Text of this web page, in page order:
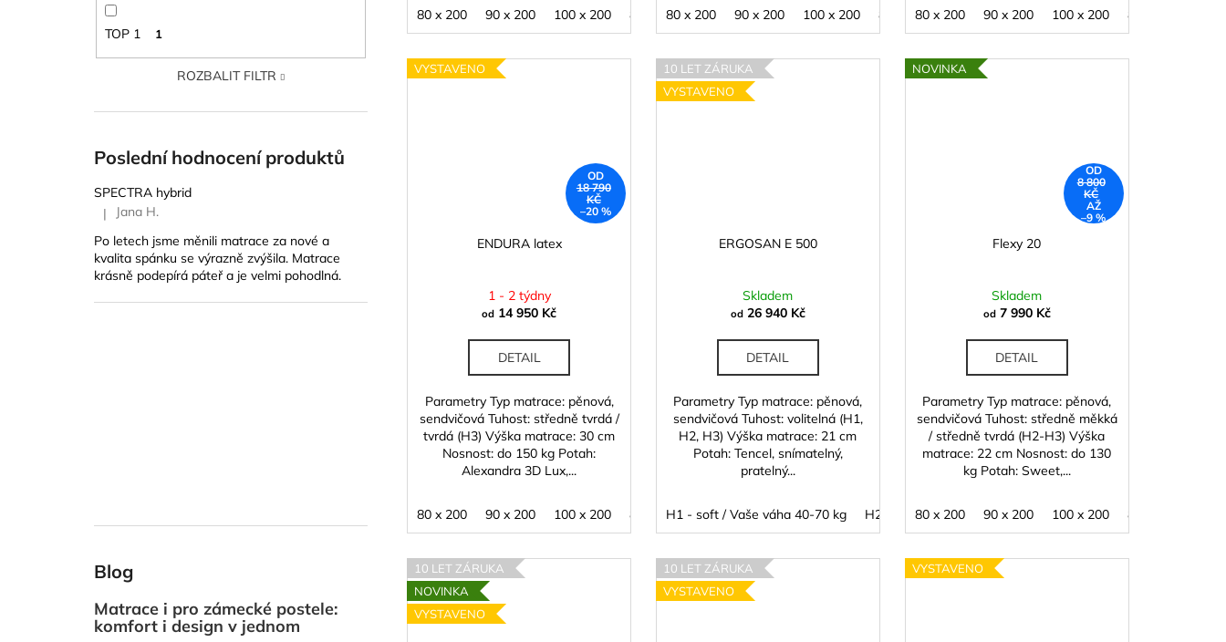
TOP 1 1
ROZBALIT FILTR
Poslední hodnocení produktů
SPECTRA hybrid
Hodnocení produktu je 5 z 5 hvězdiček.
|
Jana H.
Po letech jsme měnili matrace za nové a
kvalita spánku se výrazně zvýšila. Matrace
krásně podepírá páteř a je velmi pohodlná.
Blog
Matrace i pro zámecké postele:
komfort i design v jednom
80 x 200 90 x 200 100 x 200 80 x 210 90 x 210 100 x 210 120 x 200 140 x 200 160 x 200 180 x 200
80 x 200 90 x 200 100 x 200 80 x 210 90 x 210 100 x 210 120 x 200
80 x 200 90 x 200 100 x 200 80 x 210
VYSTAVENO
OD
18 790
KČ
–20 %
ENDURA latex
1 - 2 týdny
od 14 950 Kč
DETAIL
Parametry Typ matrace: pěnová,
sendvičová Tuhost: středně tvrdá /
tvrdá (H3) Výška matrace: 30 cm
Nosnost: do 150 kg Potah:
Alexandra 3D Lux,...
80 x 200 90 x 200 100 x 200 80 x 210 90 x 210 100 x 210 120 x 200 140 x 200 160 x 200 180 x 200
10 LET ZÁRUKA
VYSTAVENO
ERGOSAN E 500
Skladem
od26 940 Kč
DETAIL
Parametry Typ matrace: pěnová,
sendvičová Tuhost: volitelná (H1,
H2, H3) Výška matrace: 21 cm
Potah: Tencel, snímatelný,
pratelný...
H1 - soft / Vaše váha 40-70 kg H2 - medium / Vaše váha 60 - 100 kg H3 - hard / Vaše
NOVINKA
OD
8 800
KČ
AŽ
–9 %
Flexy 20
Skladem
od7 990 Kč
DETAIL
Parametry Typ matrace: pěnová,
sendvičová Tuhost: středně měkká
/ středně tvrdá (H2-H3) Výška
matrace: 22 cm Nosnost: do 130
kg Potah: Sweet,...
80 x 200 90 x 200 100 x 200 80 x 210
10 LET ZÁRUKA
NOVINKA
VYSTAVENO
10 LET ZÁRUKA
VYSTAVENO
VYSTAVENO